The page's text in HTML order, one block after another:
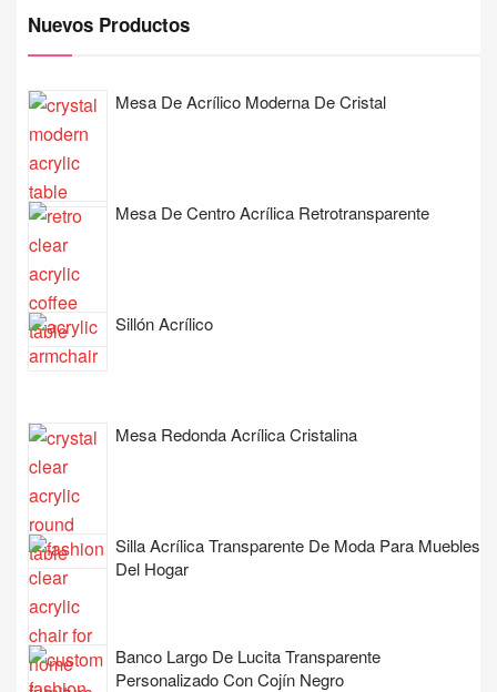
Nuevos Productos
Mesa De Acrílico Moderna De Cristal
Mesa De Centro Acrílica Retrotransparente
Sillón Acrílico
Mesa Redonda Acrílica Cristalina
Silla Acrílica Transparente De Moda Para Muebles
Del Hogar
Banco Largo De Lucita Transparente
Personalizado Con Cojín Negro